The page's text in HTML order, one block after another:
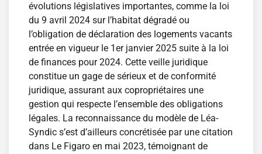
évolutions législatives importantes, comme la loi
du 9 avril 2024 sur l’habitat dégradé ou
l’obligation de déclaration des logements vacants
entrée en vigueur le 1er janvier 2025 suite à la loi
de finances pour 2024. Cette veille juridique
constitue un gage de sérieux et de conformité
juridique, assurant aux copropriétaires une
gestion qui respecte l’ensemble des obligations
légales. La reconnaissance du modèle de Léa-
Syndic s’est d’ailleurs concrétisée par une citation
dans Le Figaro en mai 2023, témoignant de